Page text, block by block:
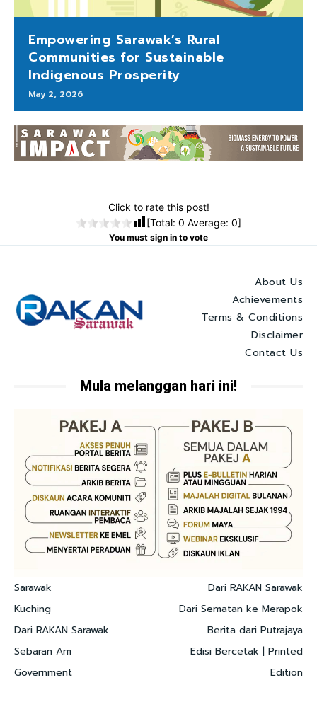
Empowering Sarawak’s Rural
Communities for Sustainable
Indigenous Prosperity
May 2, 2026
Click to rate this post!
[Total: 0 Average: 0]
You must sign in to vote
About Us
Achievements
Terms & Conditions
Disclaimer
Contact Us
Mula melanggan hari ini!
Sarawak
Kuching
Dari RAKAN Sarawak
Sebaran Am
Government
Dari RAKAN Sarawak
Dari Sematan ke Merapok
Berita dari Putrajaya
Edisi Bercetak | Printed
Edition